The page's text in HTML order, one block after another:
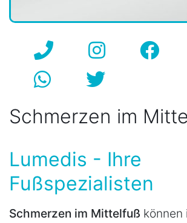
Schmerzen im
Lumedis - Ihre
Fußspezialisten
Schmerzen im Mittelfuß können